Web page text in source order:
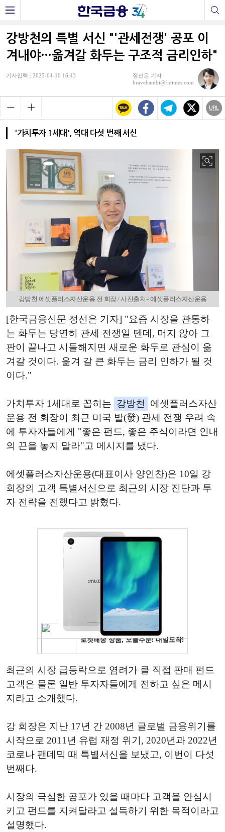
강방천의 특별 서신 "'관세전쟁' 공포 이
겨내야…옮겨갈 화두는 구조적 금리인하"
기사입력 : 2025-04-10 16:43
정선은 기자
bravebambi@fntimes.com
'가치투자 1세대', 역대 다섯 번째 서신
강방천 에셋플러스자산운용 전 회장 / 사진출처= 에셋플러스자산운용
[한국금융신문 정선은 기자] "요즘 시장을 관통하
는 화두는 당연히 관세 전쟁일 텐데, 머지 않아 그
판이 끝나고 시들해지면 새로운 화두로 관심이 옮
겨갈 것이다. 옮겨 갈 큰 화두는 금리 인하가 될 것
이다."
가치투자 1세대로 꼽히는 강방천
에셋플러스자산
운용 전 회장이 최근 미국 발(發) 관세 전쟁 우려 속
에 투자자들에게 "좋은 펀드, 좋은 주식이라면 인내
의 끈을 놓지 말라"고 메시지를 냈다.
에셋플러스자산운용(대표이사 양인찬)은 10일 강
회장의 고객 특별서신으로 최근의 시장 진단과 투
자 전략을 전했다고 밝혔다.
최근의 시장 급등락으로 염려가 클 직접 판매 펀드
고객은 물론 일반 투자자들에게 전하고 싶은 메시
지라고 소개했다.
강 회장은 지난 17년 간 2008년 글로벌 금융위기를
시작으로 2011년 유럽 재정 위기, 2020년과 2022년
코로나 팬데믹 때 특별서신을 보냈고, 이번이 다섯
번째다.
시장의 극심한 공포가 있을 때마다 고객을 안심시
키고 펀드를 지켜달라고 설득하기 위한 목적이라고
설명했다.